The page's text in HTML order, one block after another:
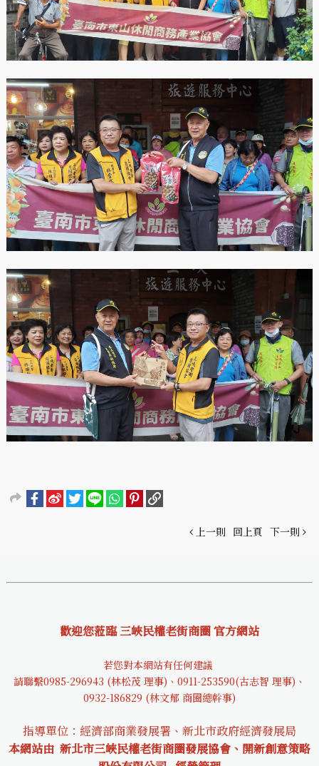
上一則 回上頁 下一則
歡迎您蒞臨 三峽民權老街商圈 官方網站
若您對本網站有任何建議
請聯繫0985-296943 (林松茂 理事)、0911-253590(古志智 理事)、
0932-186829 (林文郁 商圈總幹事)
指導單位：經濟部商業發展署、新北市政府經濟發展局
本網站由 新北市三峽民權老街商圈發展協會、開新創意策略